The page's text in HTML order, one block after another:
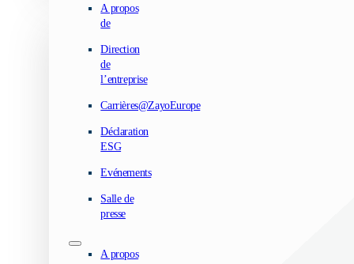
A propos
de
Direction
de
l’entreprise
Carrières@ZayoEurope
Déclaration
ESG
Evénements
Salle de
presse
A propos